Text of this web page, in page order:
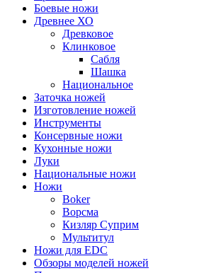
Боевые ножи
Древнее ХО
Древковое
Клинковое
Сабля
Шашка
Национальное
Заточка ножей
Изготовление ножей
Инструменты
Консервные ножи
Кухонные ножи
Луки
Национальные ножи
Ножи
Boker
Ворсма
Кизляр Суприм
Мультитул
Ножи для EDC
Обзоры моделей ножей